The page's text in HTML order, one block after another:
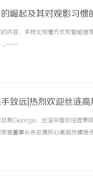
崛起及其对观影习惯
内容、多样化观看方式和智能
...……
致远|热烈欢迎丝涟
裁George、丝涟中国总经理费
居董事长朱总携核心高层热情
对话。在博领家居董事长朱总的
式垃圾袋批量采购避坑攻略，